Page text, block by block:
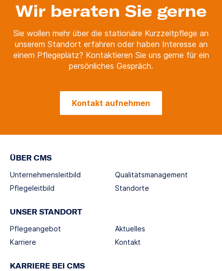
Wir beraten Sie gerne
Sie wollen mehr über die stationäre Kurzzeitpflege an
unserem Standort erfahren oder haben Interesse an
einem Pflegeplatz? Kontaktieren Sie uns gerne für ein
persönliches Gespräch.
Kontakt aufnehmen
ÜBER CMS
Unternehmensleitbild
Pflegeleitbild
Qualitätsmanagement
Standorte
UNSER STANDORT
Pflegeangebot
Karriere
Aktuelles
Kontakt
KARRIERE BEI CMS